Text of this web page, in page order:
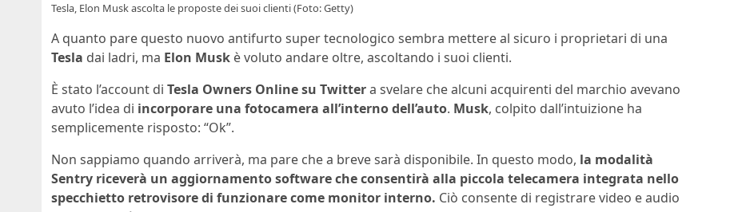
Tesla, Elon Musk ascolta le proposte dei suoi clienti (Foto: Getty)
A quanto pare questo nuovo antifurto super tecnologico sembra mettere al sicuro i proprietari di una
Tesla dai ladri, ma Elon Musk è voluto andare oltre, ascoltando i suoi clienti.
È stato l’account di Tesla Owners Online su Twittera svelare che alcuni acquirenti del marchio avevano
avuto l’idea di incorporare una fotocamera all’interno dell’auto. Musk, colpito dall’intuizione ha
semplicemente risposto: “Ok”.
Non sappiamo quando arriverà, ma pare che a breve sarà disponibile. In questo modo, la modalità
Sentry riceverà un aggiornamento software che consentirà alla piccola telecamera integrata nello
specchietto retrovisore di funzionare come monitor interno. Ciò consente di registrare video e audio